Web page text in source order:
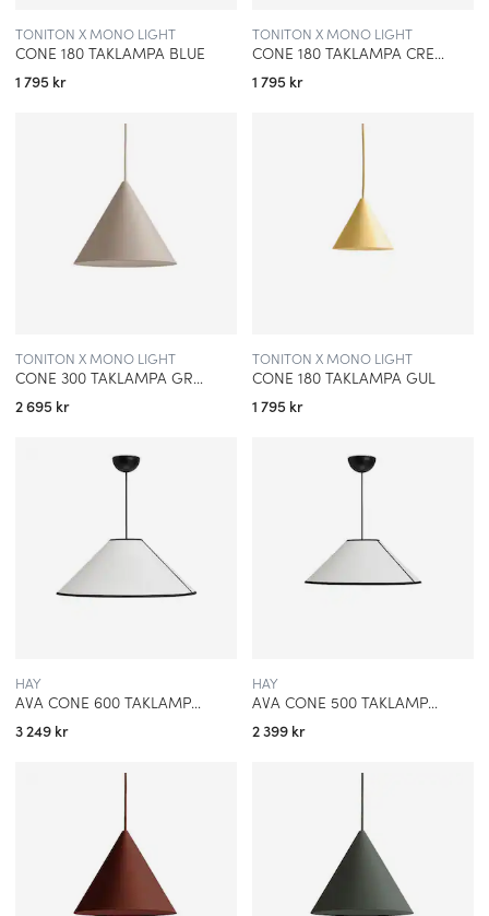
TONITON X MONO LIGHT
CONE 180 TAKLAMPA BLUE
1 795 kr
TONITON X MONO LIGHT
CONE 180 TAKLAMPA CREME
1 795 kr
TONITON X MONO LIGHT
CONE 300 TAKLAMPA GREIGE
2 695 kr
TONITON X MONO LIGHT
CONE 180 TAKLAMPA GUL
1 795 kr
HAY
AVA CONE 600 TAKLAMPA VIT
3 249 kr
HAY
AVA CONE 500 TAKLAMPA VIT
2 399 kr